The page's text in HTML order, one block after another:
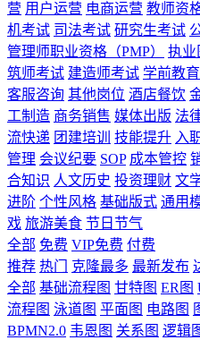
营 用户运营 电商运营 教师资
机考试 司法考试 研究生考试
管理师职业资格（PMP）
执业
筑师考试 建造师考试 学前教育
客服咨询 其他岗位 酒店餐饮
工制造 商务销售 媒体出版 法
流快递 团建培训 技能提升 入
管理 会议纪要 SOP 成本管控
合知识 人文历史 投资理财 文
进阶 个性风格 基础版式 通用
戏 旅游美食 节日节气
全部 免费 VIP免费 付费
推荐 热门 克隆最多 最新发布
全部 基础流程图 甘特图 ER图
流程图 泳道图 平面图 电路图
BPMN2.0 韦恩图 关系图 逻辑